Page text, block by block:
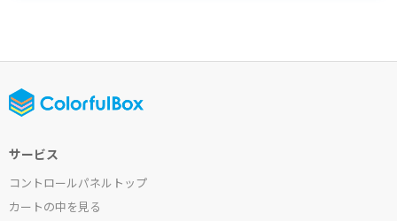
サービス
コントロールパネルトップ
カートの中を見る